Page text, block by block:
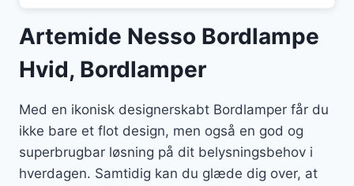
Artemide Nesso Bordlampe
Hvid, Bordlamper
Med en ikonisk designerskabt Bordlamper får du
ikke bare et flot design, men også en god og
superbrugbar løsning på dit belysningsbehov i
hverdagen. Samtidig kan du glæde dig over, at